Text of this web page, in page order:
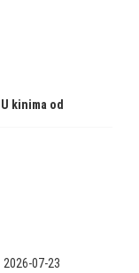
U kinima od
2026-07-23